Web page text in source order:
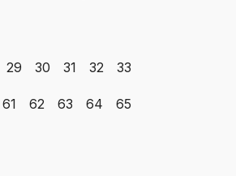
29 30 31 32 33
61 62 63 64 65